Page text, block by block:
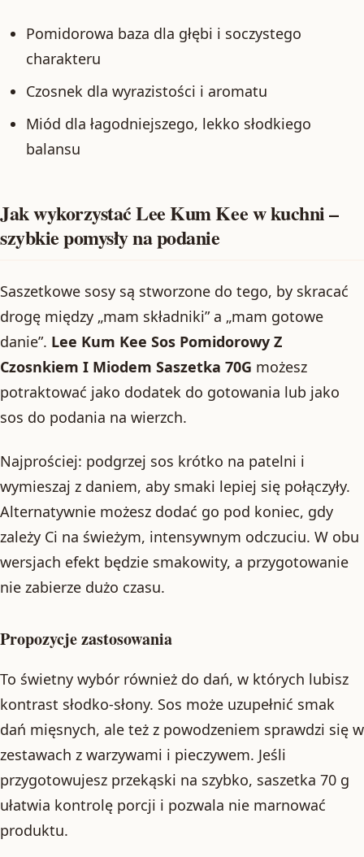
Pomidorowa baza dla głębi i soczystego
charakteru
Czosnek dla wyrazistości i aromatu
Miód dla łagodniejszego, lekko słodkiego
balansu
Jak wykorzystać Lee Kum Kee w kuchni –
szybkie pomysły na podanie
Saszetkowe sosy są stworzone do tego, by skracać
drogę między „mam składniki” a „mam gotowe
danie”. Lee Kum Kee Sos Pomidorowy Z
Czosnkiem I Miodem Saszetka 70G możesz
potraktować jako dodatek do gotowania lub jako
sos do podania na wierzch.
Najprościej: podgrzej sos krótko na patelni i
wymieszaj z daniem, aby smaki lepiej się połączyły.
Alternatywnie możesz dodać go pod koniec, gdy
zależy Ci na świeżym, intensywnym odczuciu. W obu
wersjach efekt będzie smakowity, a przygotowanie
nie zabierze dużo czasu.
Propozycje zastosowania
To świetny wybór również do dań, w których lubisz
kontrast słodko-słony. Sos może uzupełnić smak
dań mięsnych, ale też z powodzeniem sprawdzi się w
zestawach z warzywami i pieczywem. Jeśli
przygotowujesz przekąski na szybko, saszetka 70 g
ułatwia kontrolę porcji i pozwala nie marnować
produktu.